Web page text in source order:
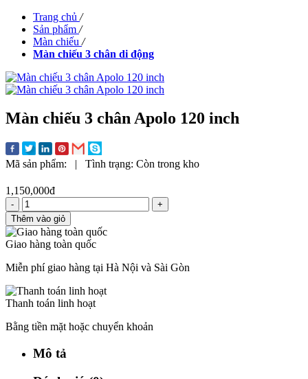
Trang chủ /
Sản phẩm /
Màn chiếu /
Màn chiếu 3 chân di động
Màn chiếu 3 chân Apolo 120 inch
Mã sản phẩm: | Tình trạng: Còn trong kho
1,150,000đ
-
+
Thêm vào giỏ
Giao hàng toàn quốc
Miễn phí giao hàng tại Hà Nội và Sài Gòn
Thanh toán linh hoạt
Bằng tiền mặt hoặc chuyển khoản
Mô tả